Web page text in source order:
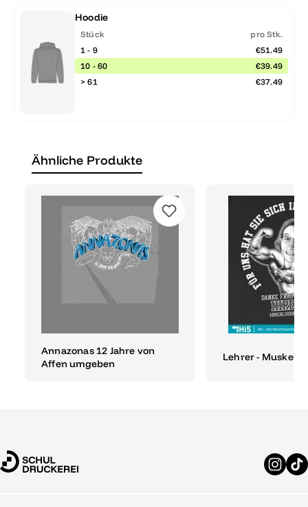
Hoodie
Stück
pro Stk.
1 - 9
€51.49
10 - 60
€39.49
> 61
€37.49
Ähnliche Produkte
Annazonas 12 Jahre von
Affen umgeben
Lehrer - Muskeln